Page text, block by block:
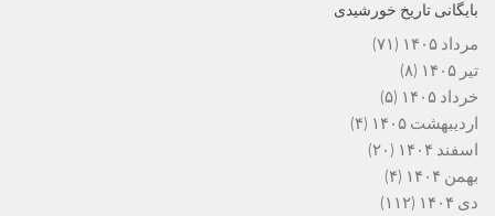
بایگانی تاریخ خورشیدی
مرداد ۱۴۰۵
(۷۱)
تیر ۱۴۰۵
(۸)
خرداد ۱۴۰۵
(۵)
اردیبهشت ۱۴۰۵
(۴)
اسفند ۱۴۰۴
(۲۰)
بهمن ۱۴۰۴
(۴)
دی ۱۴۰۴
(۱۱۲)